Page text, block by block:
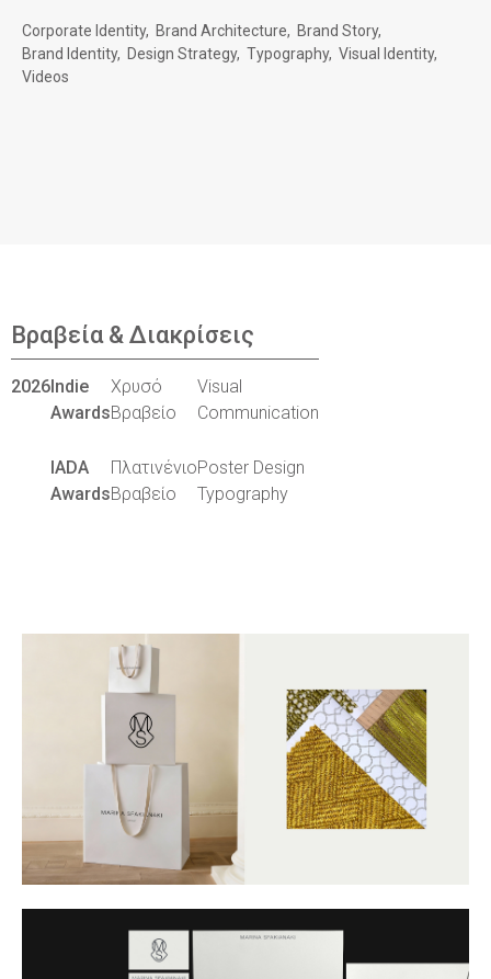
Corporate Identity Brand Architecture
Brand Story
Brand Identity
Design Strategy Typography Visual Identity
Videos
Βραβεία & Διακρίσεις
2026Indie
Awards
Χρυσό
Βραβείο
Visual
Communication
IADA
Awards
Πλατινένιο
Βραβείο
Poster Design
Typography